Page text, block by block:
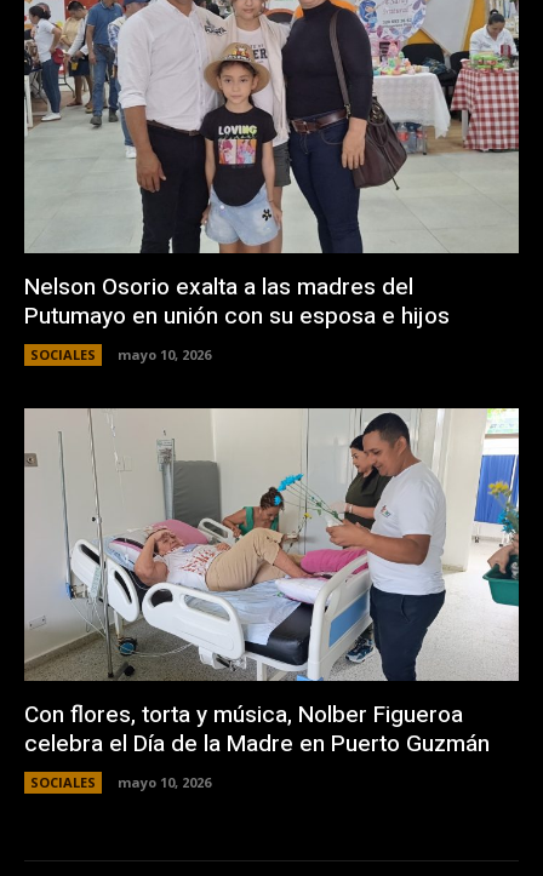
Nelson Osorio exalta a las madres del
Putumayo en unión con su esposa e hijos
SOCIALES mayo 10, 2026
Con flores, torta y música, Nolber Figueroa
celebra el Día de la Madre en Puerto Guzmán
SOCIALES mayo 10, 2026